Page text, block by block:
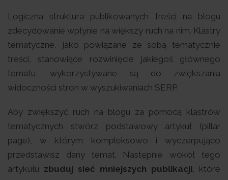
Logiczna struktura publikowanych treści na blogu
zdecydowanie wpłynie na większy ruch na nim. Klastry
tematyczne, jako powiązane ze sobą tematycznie
treści, stanowiące rozwinięcie jakiegoś głównego
tematu, wykorzystywane są do zwiększania
widoczności stron w wyszukiwaniach SERP.
Aby zwiększyć ruch na blogu za pomocą klastrów
tematycznych stwórz podstawowy artykuł (pillar
page), w którym kompleksowo i wyczerpująco
przedstawisz dany temat. Następnie wokół tego
artykułu zbuduj sieć mniejszych publikacji, które